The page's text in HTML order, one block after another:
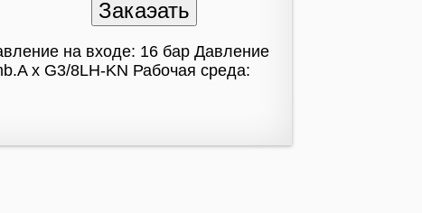
на входе: 16 бар Давление
x G3/8LH-KN Рабочая среда: